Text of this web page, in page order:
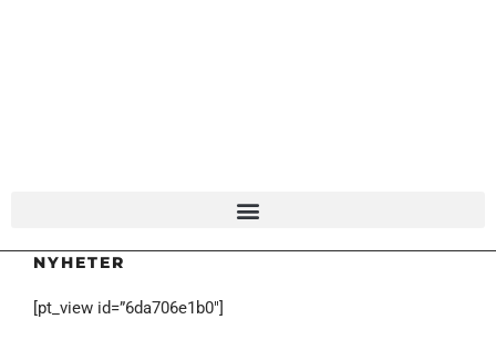
NYHETER
[pt_view id=”6da706e1b0″]